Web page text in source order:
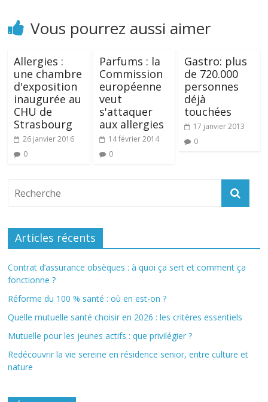
Vous pourrez aussi aimer
Allergies :
une chambre
d'exposition
inaugurée au
CHU de
Strasbourg
26 janvier 2016
0
Parfums : la
Commission
européenne
veut
s'attaquer
aux allergies
14 février 2014
0
Gastro: plus
de 720.000
personnes
déjà
touchées
17 janvier 2013
0
Articles récents
Contrat d’assurance obsèques : à quoi ça sert et comment ça
fonctionne ?
Réforme du 100 % santé : où en est-on ?
Quelle mutuelle santé choisir en 2026 : les critères essentiels
Mutuelle pour les jeunes actifs : que privilégier ?
Redécouvrir la vie sereine en résidence senior, entre culture et
nature